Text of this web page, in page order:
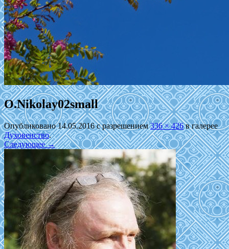
O.Nikolay02small
Опубликовано14.05.2016с разрешением336 × 426в галерее
Духовенство.
Следующее →